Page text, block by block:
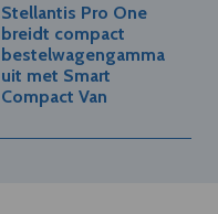
Stellantis Pro One
breidt compact
bestelwagengamma
uit met Smart
Compact Van